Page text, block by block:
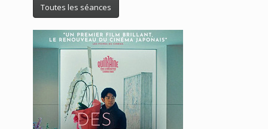
Toutes les séances